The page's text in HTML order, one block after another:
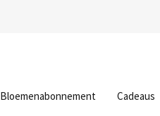
Bloemenabonnement Cadeaus